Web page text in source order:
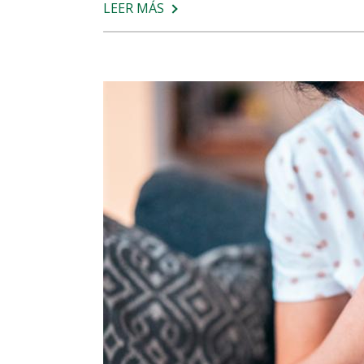
LEER MÁS SOBRE
¿ESTORNUDOS
TODO
ALERGIAS
DE
PRIMAVERA